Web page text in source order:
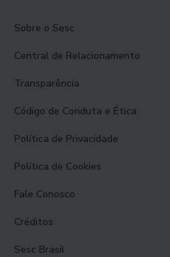
Sobre o Sesc
Central de Relacionamento
Transparência
Código de Conduta e Ética
Política de Privacidade
Política de Cookies
Fale Conosco
Créditos
Sesc Brasil